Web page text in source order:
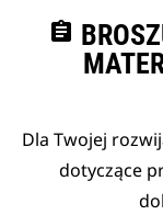
assignment
Dla Twojej
dotyczące